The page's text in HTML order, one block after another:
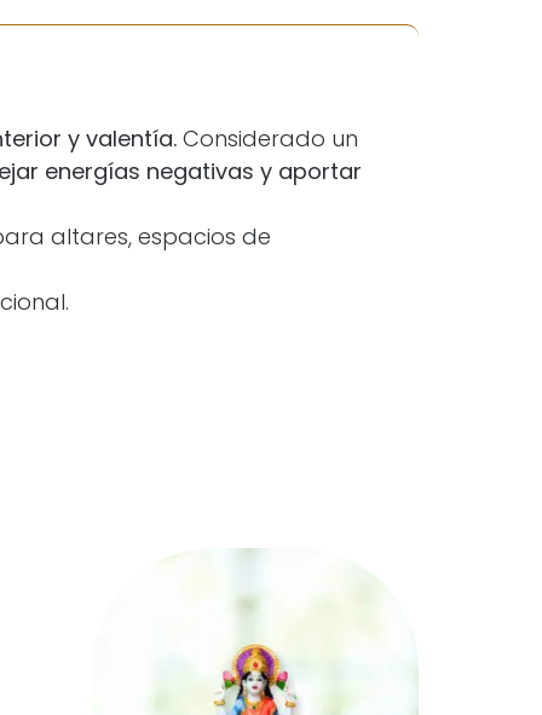
y valentía. Considerado un
energías negativas y aportar
altares, espacios de